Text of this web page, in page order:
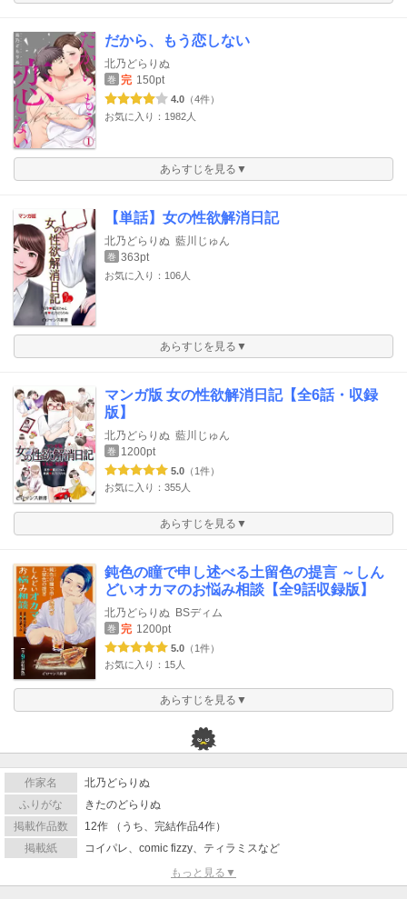
だから、もう恋しない
北乃どらりぬ
巻 完 150pt
4.0 （4件）
お気に入り：1982人
あらすじを見る▼
【単話】女の性欲解消日記
北乃どらりぬ 藍川じゅん
巻 363pt
お気に入り：106人
あらすじを見る▼
マンガ版 女の性欲解消日記【全6話・収録
版】
北乃どらりぬ 藍川じゅん
巻 1200pt
5.0 （1件）
お気に入り：355人
あらすじを見る▼
鈍色の瞳で申し述べる土留色の提言 ～しん
どいオカマのお悩み相談【全9話収録版】
北乃どらりぬ BSディム
巻 完 1200pt
5.0 （1件）
お気に入り：15人
あらすじを見る▼
作家名
北乃どらりぬ
ふりがな
きたのどらりぬ
掲載作品数
12作 （うち、完結作品4作）
掲載紙
コイパレ、comic fizzy、ティラミスなど
もっと見る▼